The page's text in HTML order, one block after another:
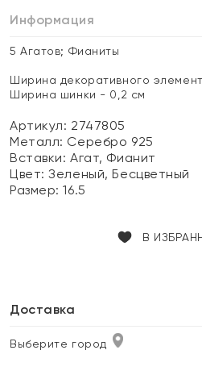
Информация
5 Агатов; Фианиты
Ширина декоративного
Ширина шинки - 0,2 см
Артикул: 2747805
Металл: Серебро 925
Вставки:Агат, Фианит
Цвет:Зеленый, Бесцветный
Размер:16.5
В
Доставка
Выберите город